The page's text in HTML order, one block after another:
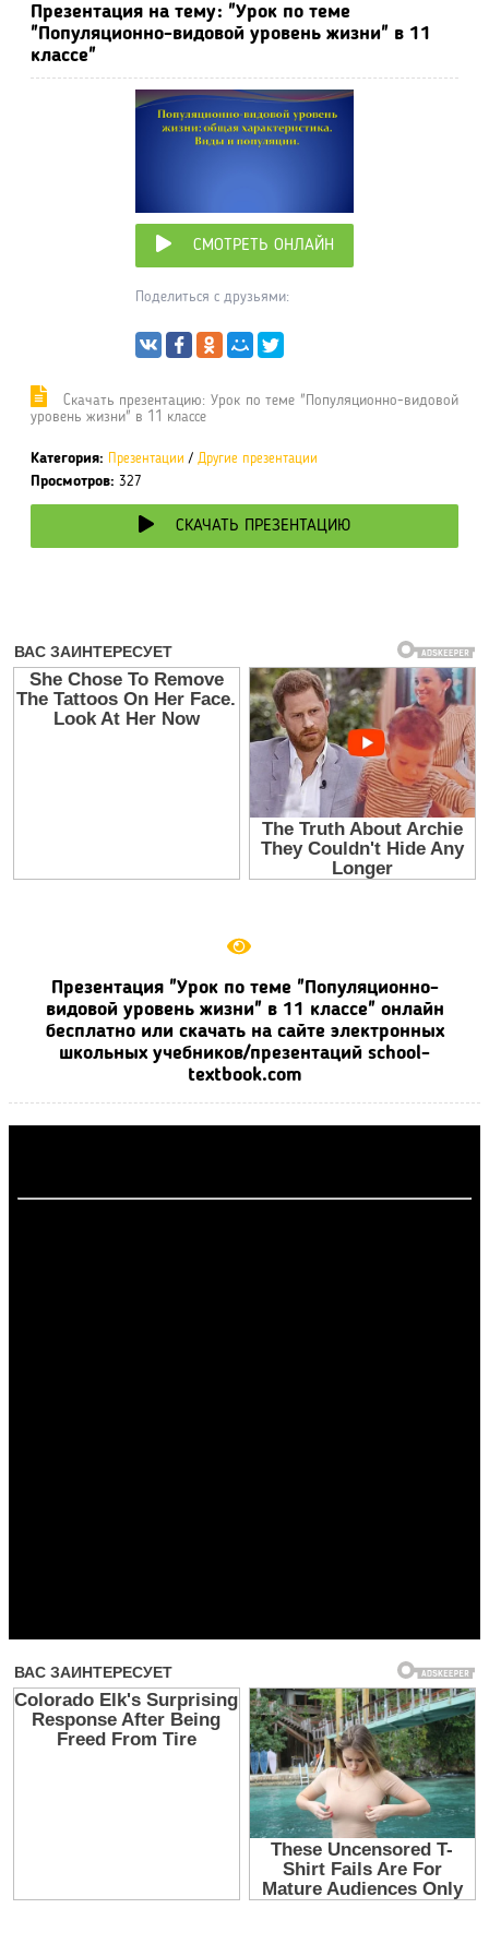
Презентация на тему: "Урок по теме
"Популяционно-видовой уровень жизни" в 11
классе"
СМОТРЕТЬ ОНЛАЙН
Поделиться с друзьями:
Cкачать презентацию: Урок по теме "Популяционно-видовой
уровень жизни" в 11 классе
Категория: Презентации / Другие презентации
Просмотров: 327
СКАЧАТЬ ПРЕЗЕНТАЦИЮ
Презентация "Урок по теме "Популяционно-
видовой уровень жизни" в 11 классе" онлайн
бесплатно или скачать на сайте электронных
школьных учебников/презентаций school-
textbook.com